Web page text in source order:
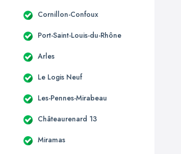
Cornillon-Confoux
Port-Saint-Louis-du-Rhône
Arles
Le Logis Neuf
Les-Pennes-Mirabeau
Châteaurenard 13
Miramas